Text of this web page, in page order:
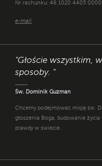
Nr rachunku: 46 1020 4405
e-mail
"Głoście wszystkim,
sposoby. "
Św. Dominik Guzman
Chcemy podejmować misję św.
głoszenia Boga, budowanie
prawdy w świecie.